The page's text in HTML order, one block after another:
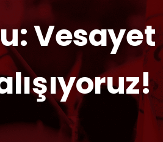
Vesayet